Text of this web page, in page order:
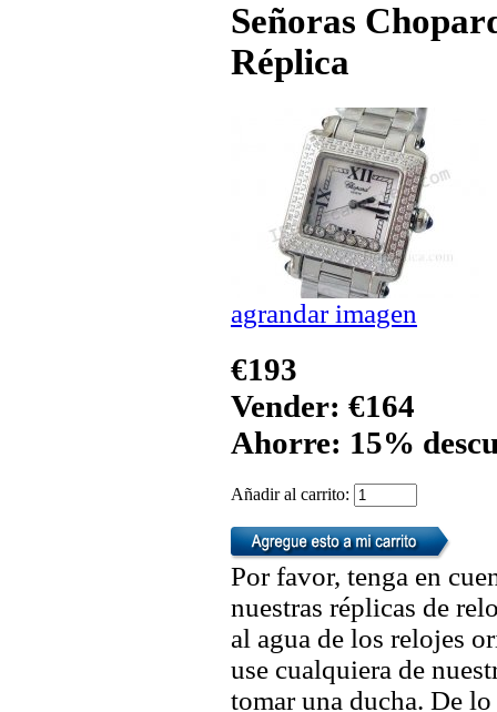
Señoras
Réplica
agrandar imagen
€193
Vender: €164
Ahorre: 15%
Añadir al carrito:
Por favor, tenga en
nuestras réplicas de
al agua de los relojes
use cualquiera de
tomar una ducha. De